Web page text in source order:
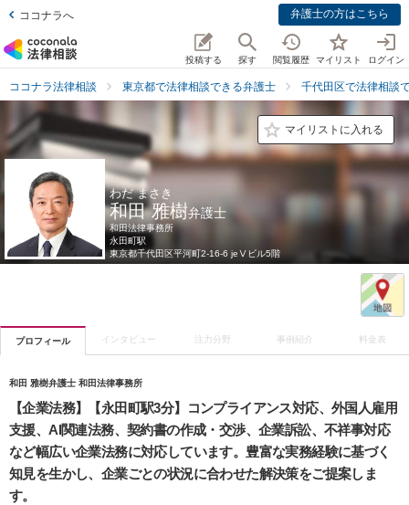
ココナラへ 弁護士の方はこちら
投稿する 探す 閲覧履歴 マイリスト ログイン
ココナラ法律相談 東京都で法律相談できる弁護士 千代田区で法律相談
マイリストに入れる
わだ まさき
和田 雅樹弁護士
和田法律事務所
永田町駅
東京都千代田区平河町2-16-6 jeⅤビル5階
プロフィール インタビュー 注力分野 事例紹介 料金表
和田 雅樹弁護士 和田法律事務所
【企業法務】【永田町駅3分】コンプライアンス対応、外国人雇用
支援、AI関連法務、契約書の作成・交渉、企業訴訟、不祥事対応
など幅広い企業法務に対応しています。豊富な実務経験に基づく
知見を生かし、企業ごとの状況に合わせた解決策をご提案しま
す。